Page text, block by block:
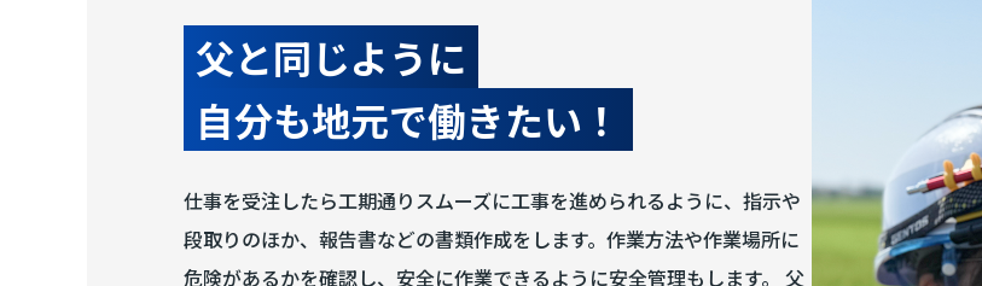
父と同じように
自分も地元で働きたい！
仕事を受注したら工期通りスムーズに工事を進められるように、指示や
段取りのほか、報告書などの書類作成をします。作業方法や作業場所に
危険があるかを確認し、安全に作業できるように安全管理もします。 父